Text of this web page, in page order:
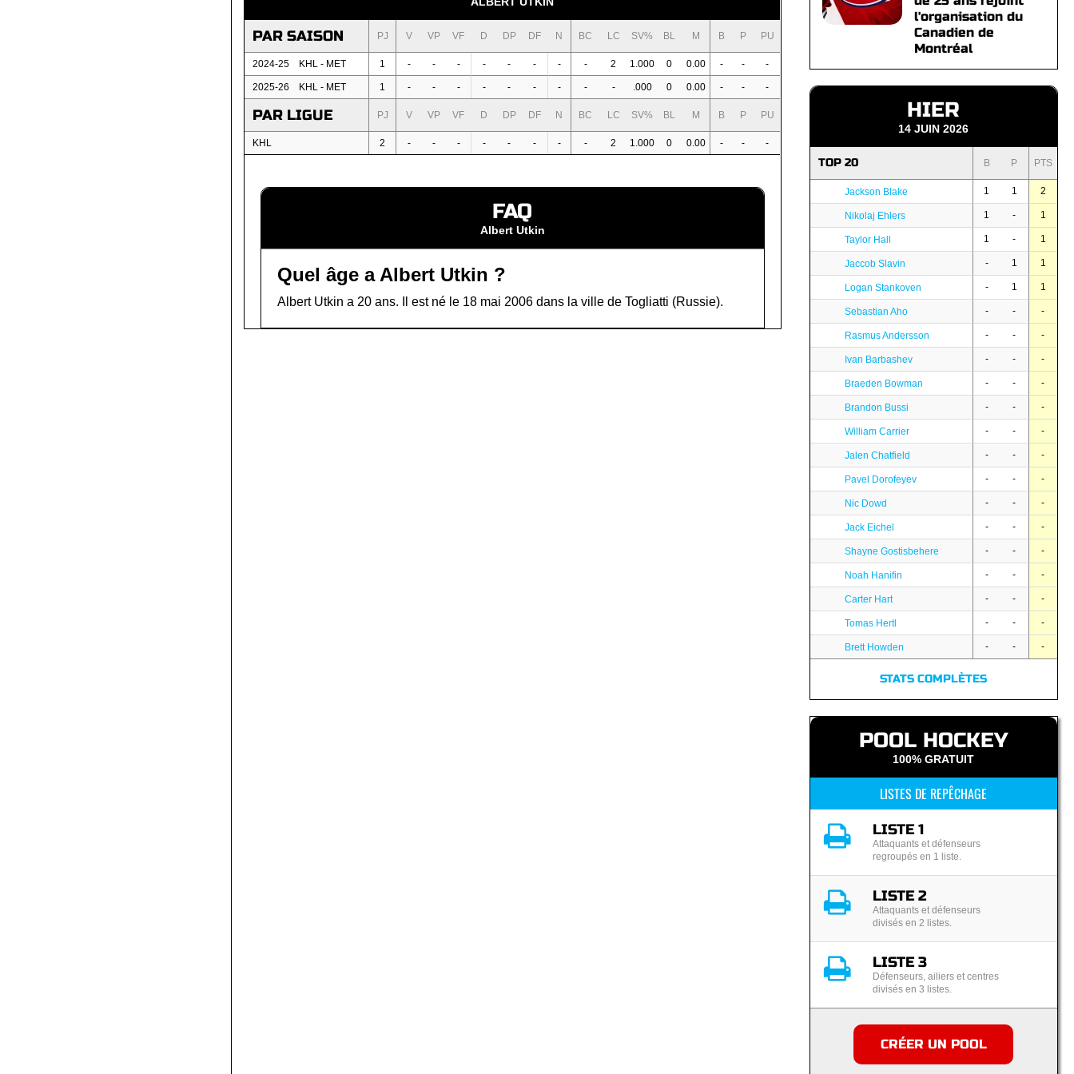
PAR SAISON PJ V VP VF D DP DF N BC LC SV% BL M B P PU
2024-25 KHL - MET 1 - - - - - - - - 2 1.000 0 0.00 - - -
2025-26 KHL - MET 1 - - - - - - - - - .000 0 0.00 - - -
PAR LIGUE PJ V VP VF D DP DF N BC LC SV% BL M B P PU
KHL 2 - - - - - - - - 2 1.000 0 0.00 - - -
FAQ
Albert Utkin
Quel âge a Albert Utkin ?
Albert Utkin a 20 ans. Il est né le 18 mai 2006 dans la ville de Togliatti (Russie).
l'organisation du
Canadien de
Montréal
HIER
14 JUIN 2026
TOP 20 B P PTS
Jackson Blake 1 1 2
Nikolaj Ehlers 1 - 1
Taylor Hall 1 - 1
Jaccob Slavin - 1 1
Logan Stankoven - 1 1
Sebastian Aho - - -
Rasmus Andersson - - -
Ivan Barbashev - - -
Braeden Bowman - - -
Brandon Bussi - - -
William Carrier - - -
Jalen Chatfield - - -
Pavel Dorofeyev - - -
Nic Dowd - - -
Jack Eichel - - -
Shayne Gostisbehere - - -
Noah Hanifin - - -
Carter Hart - - -
Tomas Hertl - - -
Brett Howden - - -
STATS COMPLÈTES
POOL HOCKEY
100% GRATUIT
LISTES DE REPÊCHAGE
LISTE 1
Attaquants et défenseurs
regroupés en 1 liste.
LISTE 2
Attaquants et défenseurs
divisés en 2 listes.
LISTE 3
Défenseurs, ailiers et centres
divisés en 3 listes.
CRÉER UN POOL